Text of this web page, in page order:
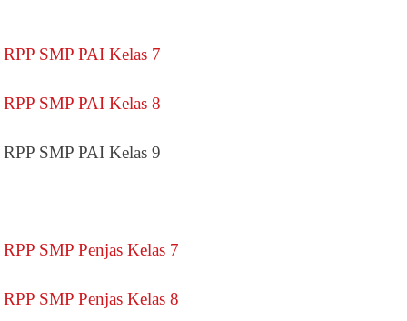
RPP SMP PAI Kelas 7
RPP SMP PAI Kelas 8
RPP SMP PAI Kelas 9
RPP SMP Penjas Kelas 7
RPP SMP Penjas Kelas 8